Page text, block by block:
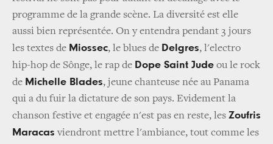
programme de la grande scène. La diversité est elle
aussi bien représentée. On y entendra pendant 3 jours
les textes de Miossec, le blues de Delgres, l'electro
hip-hop de Sônge, le rap de Dope Saint Jude ou le rock
de Michelle Blades, jeune chanteuse née au Panama
qui a du fuir la dictature de son pays. Evidement la
chanson festive et engagée n'est pas en reste, les Zoufris
Maracas viendront mettre l'ambiance, tout comme les